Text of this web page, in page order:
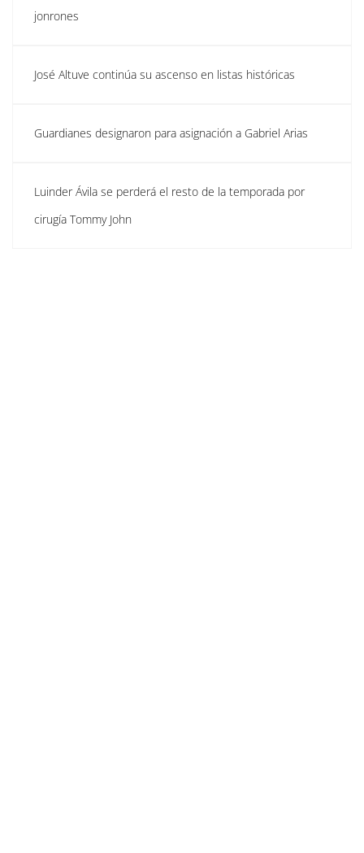
jonrones
José Altuve continúa su ascenso en listas históricas
Guardianes designaron para asignación a Gabriel Arias
Luinder Ávila se perderá el resto de la temporada por
cirugía Tommy John